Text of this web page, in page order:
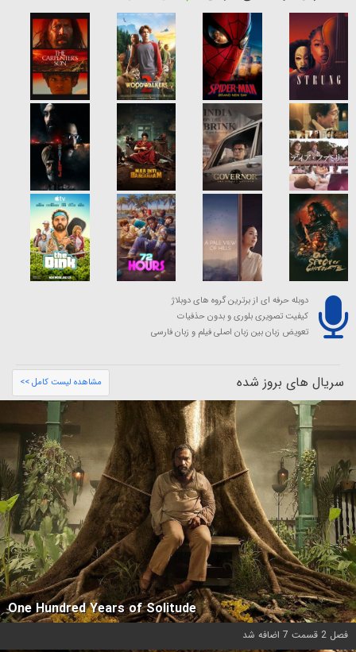
دوبله حرفه ای از برترین گروه های دوبلاژ
کیفیت تصویری بلوری و بدون حذفیات
تعویض زبان بین زبان اصلی فیلم و زبان فارسی
سریال های بروز شده مشاهده لیست کامل >>
One Hundred Years of Solitude
فصل 2 قسمت 7 اضافه شد